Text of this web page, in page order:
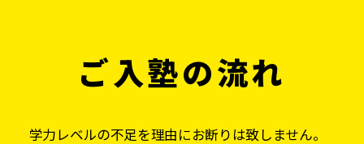
ご入塾の流れ
学力レベルの不足を理由にお断りは致しません。